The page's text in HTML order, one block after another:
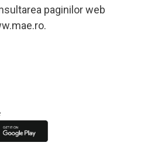
paginilor web